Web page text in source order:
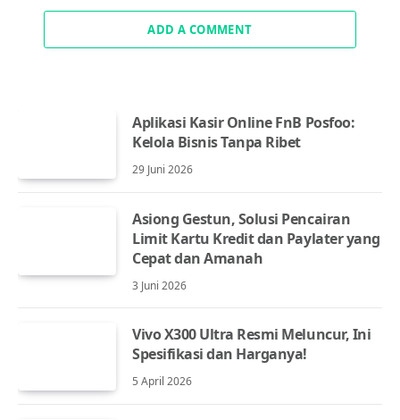
ADD A COMMENT
Aplikasi Kasir Online FnB Posfoo:
Kelola Bisnis Tanpa Ribet
29 Juni 2026
Asiong Gestun, Solusi Pencairan
Limit Kartu Kredit dan Paylater yang
Cepat dan Amanah
3 Juni 2026
Vivo X300 Ultra Resmi Meluncur, Ini
Spesifikasi dan Harganya!
5 April 2026